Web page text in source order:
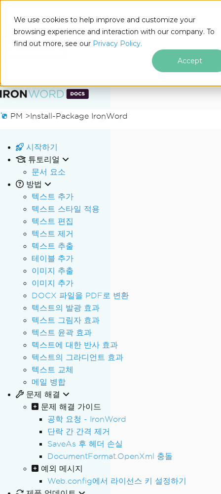
We use cookies to help improve and customize your
browsing experience and interaction with our company. To
find out more, see our Privacy Policy.
Accept
푸터 콘텐츠로 바로가기
Docs
PM >Install-Package IronWord
시작하기
튜토리얼
문서 요소
방법
텍스트 추가
텍스트 스타일 적용
텍스트 편집
텍스트 제거
텍스트 추출
테이블 추가
이미지 추출
이미지 추가
DOCX 파일을 PDF로 변환
텍스트의 발광 효과
텍스트 그림자 효과
텍스트 윤곽 효과
텍스트에 대한 반사 효과
텍스트의 그라디언트 효과
텍스트 교체
메일 병합
문제 해결
문제 해결 가이드
공학 요청 - IronWord
단락 간 간격 제거
SaveAs 후 헤더 손실
DocumentFormat.OpenXml 충돌
예외 메시지
Web.config에서 라이선스 키 설정하기